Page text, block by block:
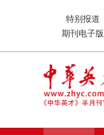
特别报道
期刊电子版